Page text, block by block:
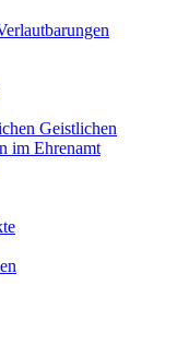
Geistlichen
im Ehrenamt